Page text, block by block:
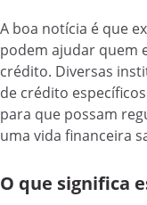
A boa notícia é que
podem ajudar quem
crédito. Diversas
de crédito
para que possam
uma vida financeira
O que significa